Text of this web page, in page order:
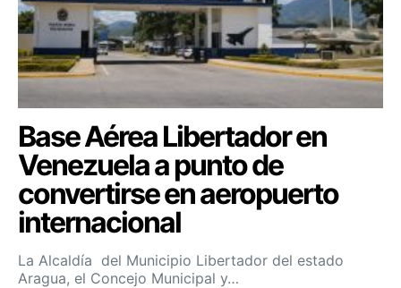
Base Aérea Libertador en
Venezuela a punto de
convertirse en aeropuerto
internacional
La Alcaldía del Municipio Libertador del estado
Aragua, el Concejo Municipal y…